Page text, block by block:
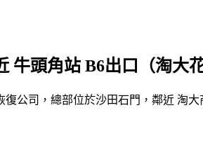
頭角站 B6出口（淘大花
復公司，總部位於沙田石門，鄰近 淘